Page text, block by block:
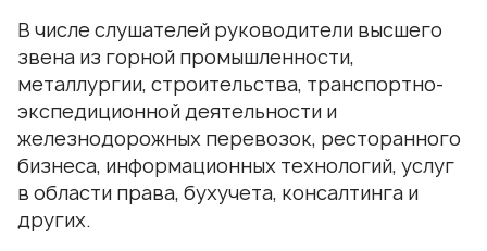
В числе слушателей руководители высшего
звена из горной промышленности,
металлургии, строительства, транспортно-
экспедиционной деятельности и
железнодорожных перевозок, ресторанного
бизнеса, информационных технологий, услуг
в области права, бухучета, консалтинга и
других.